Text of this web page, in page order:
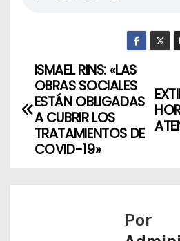
N
a
g
ISMAEL RINS: «LAS
OBRAS SOCIALES
ESTÁN OBLIGADAS
A CUBRIR LOS
TRATAMIENTOS DE
COVID-19»
Por